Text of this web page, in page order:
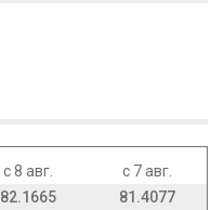
с 8 авг.
с 7 авг.
82.1665
81.4077